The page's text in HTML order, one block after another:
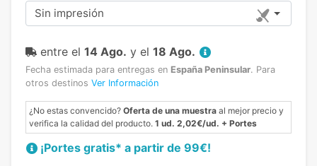
Sin impresión
entre el 14 Ago. y el 18 Ago.
Fecha estimada para entregas en España Peninsular. Para
otros destinos Ver Información
¿No estas convencido? Oferta de una muestra al mejor precio y
verifica la calidad del producto. 1 ud. 2,02€/ud. + Portes
¡Portes gratis* a partir de 99€!